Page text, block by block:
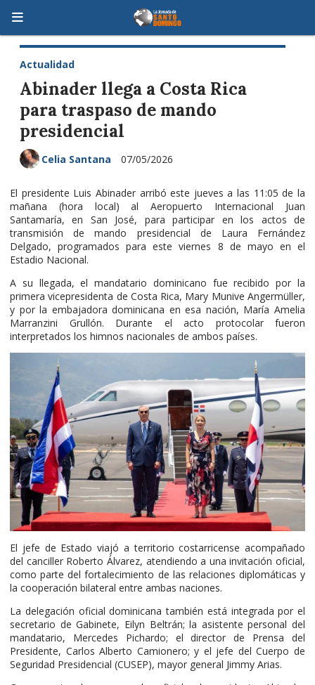
Abinader llega a Costa Rica
para traspaso de mando
presidencial
Actualidad
07/05/2026
Celia Santana
El presidente Luis Abinader arribó este jueves a las 11:05 de la
mañana (hora local) al Aeropuerto Internacional Juan
Santamaría, en San José, para participar en los actos de
transmisión de mando presidencial de Laura Fernández
Delgado, programados para este viernes 8 de mayo en el
Estadio Nacional.
A su llegada, el mandatario dominicano fue recibido por la
primera vicepresidenta de Costa Rica, Mary Munive Angermüller,
y por la embajadora dominicana en esa nación, María Amelia
Marranzini Grullón. Durante el acto protocolar fueron
interpretados los himnos nacionales de ambos países.
El jefe de Estado viajó a territorio costarricense acompañado
del canciller Roberto Álvarez, atendiendo a una invitación oficial,
como parte del fortalecimiento de las relaciones diplomáticas y
la cooperación bilateral entre ambas naciones.
La delegación oficial dominicana también está integrada por el
secretario de Gabinete, Eilyn Beltrán; la asistente personal del
mandatario, Mercedes Pichardo; el director de Prensa del
Presidente, Carlos Alberto Camionero; y el jefe del Cuerpo de
Seguridad Presidencial (CUSEP), mayor general Jimmy Arias.